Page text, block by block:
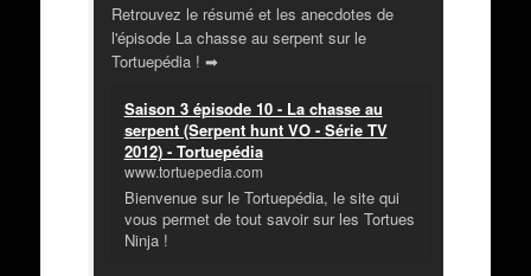
Retrouvez le résumé et les anecdotes de
l'épisode La chasse au serpent sur le
Tortuepédia ! ➡
Saison 3 épisode 10 - La chasse au
serpent (Serpent hunt VO - Série TV
2012) - Tortuepédia
www.tortuepedia.com
Bienvenue sur le Tortuepédia, le site qui
vous permet de tout savoir sur les Tortues
Ninja !